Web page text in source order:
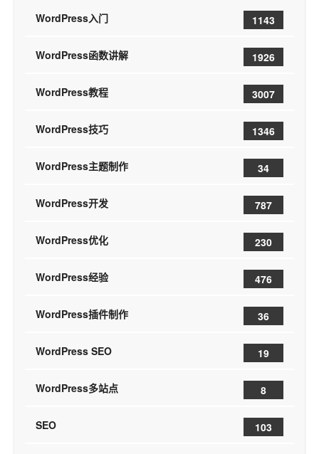
WordPress入门 1143
WordPress函数讲解 1926
WordPress教程 3007
WordPress技巧 1346
WordPress主题制作 34
WordPress开发 787
WordPress优化 230
WordPress经验 476
WordPress插件制作 36
WordPress SEO 19
WordPress多站点 8
SEO 103